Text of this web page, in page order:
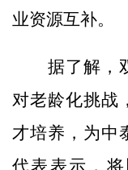
业资源互补。
据了解，双
对老龄化挑战
才培养，为中
代表表示，